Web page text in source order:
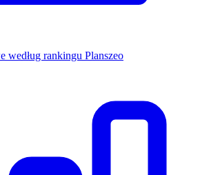
według rankingu Planszeo